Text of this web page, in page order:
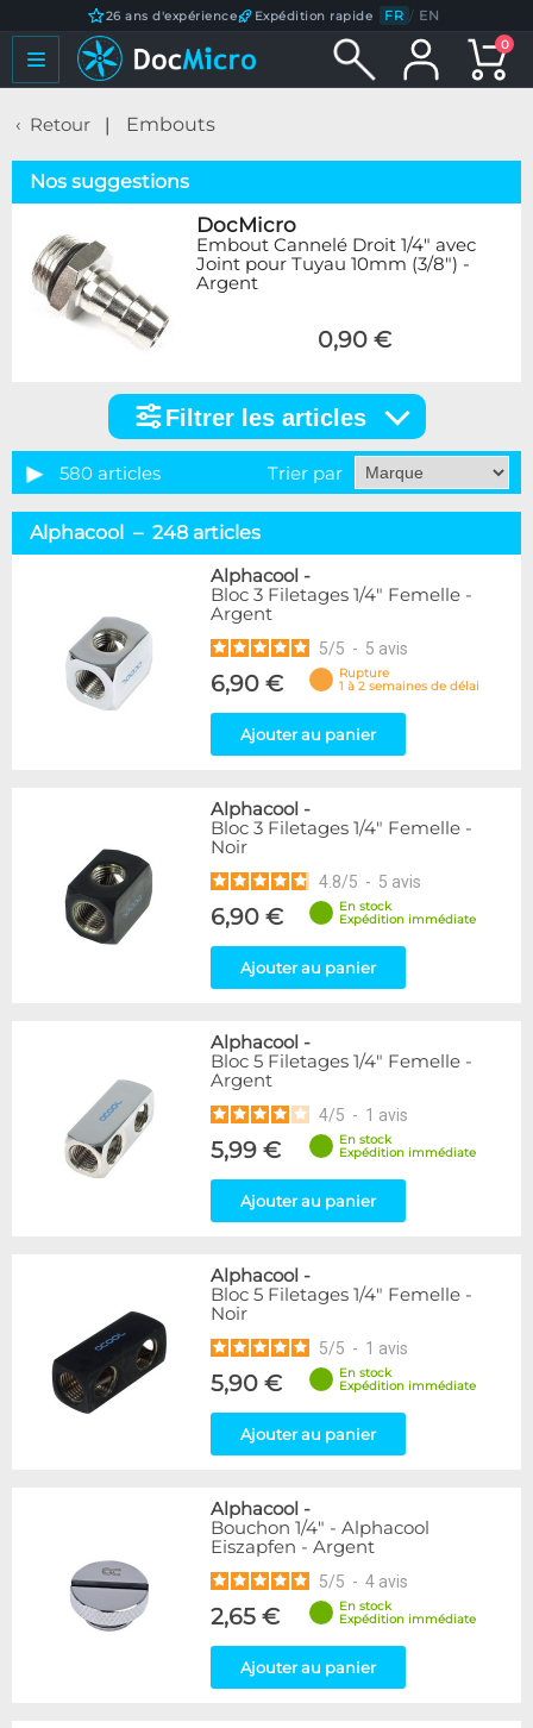
26 ans d'expérience Expédition rapide FR / EN
0
Retour Embouts
Nos suggestions
DocMicro
Embout Cannelé Droit 1/4" avec
Joint pour Tuyau 10mm (3/8") -
Argent
0,90 €
articles
Catégorie
Embouts tuyaux souples
Embouts tubes rigides
110
18
Adaptateurs
338
Marque
Alphacool
52
55
10
142
KooLance
Monsoon
9
Nanoxia
PrimoChill
9
31
216
2
Or
1
Rouge
Vert
5
4
36
Couleur
Noir
236
Noir/Nickel
28
39
1
Raccord en Y
5
Forme
Filtrer les articles
580 articles Trier par
Alphacool – 248 articles
Alphacool -
Bloc 3 Filetages 1/4" Femelle -
Argent
5/5 - 5 avis
6,90 €
Rupture
1 à 2 semaines de délai
Ajouter au panier
Alphacool -
Bloc 3 Filetages 1/4" Femelle -
Noir
4.8/5 - 5 avis
6,90 €
En stock
Expédition immédiate
Ajouter au panier
Alphacool -
Bloc 5 Filetages 1/4" Femelle -
Argent
4/5 - 1 avis
5,99 €
En stock
Expédition immédiate
Ajouter au panier
Alphacool -
Bloc 5 Filetages 1/4" Femelle -
Noir
5/5 - 1 avis
5,90 €
En stock
Expédition immédiate
Ajouter au panier
Alphacool -
Bouchon 1/4" - Alphacool
Eiszapfen - Argent
5/5 - 4 avis
2,65 €
En stock
Expédition immédiate
Ajouter au panier